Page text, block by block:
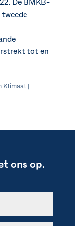
De BMKB-
tot en
Klimaat |
ons op.